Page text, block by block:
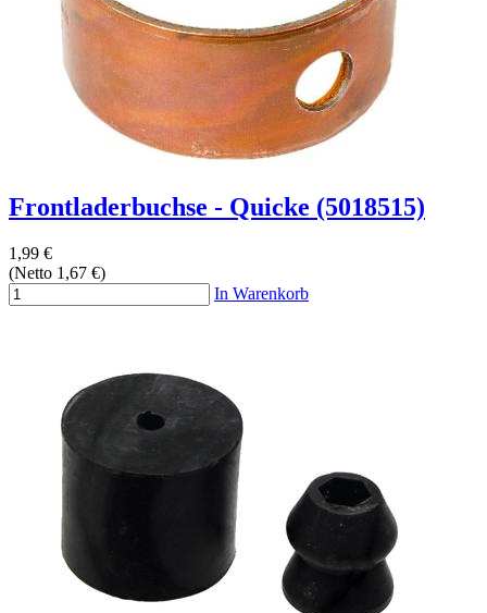
Frontladerbuchse - Quicke (5018515)
1,99 €
(Netto 1,67 €)
In Warenkorb